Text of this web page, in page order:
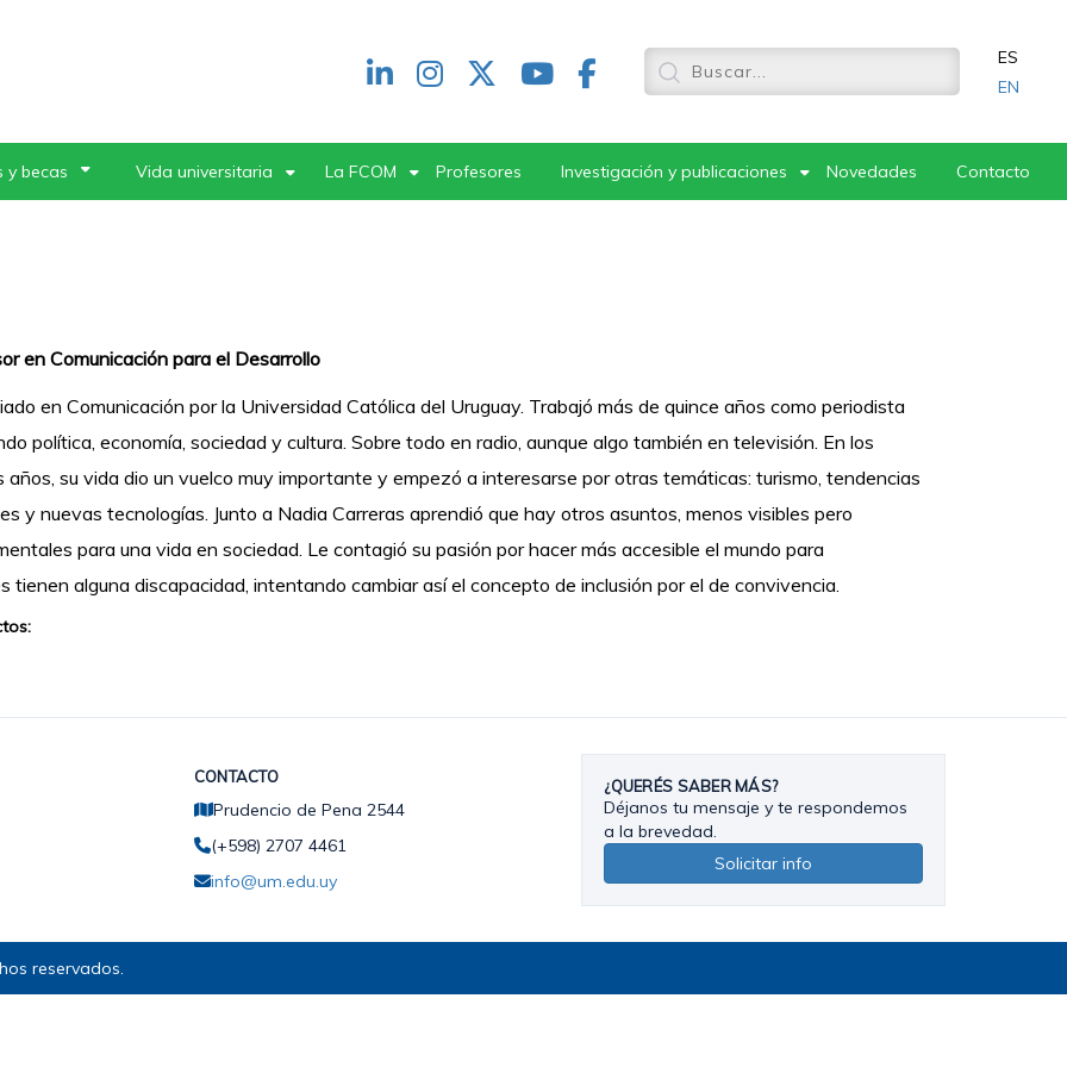
Redes
header
ES
EN
y becas Vida universitaria La FCOM Profesores Investigación y publicaciones Novedades Contacto
en Comunicación para el Desarrollo
en Comunicación por la Universidad Católica del Uruguay. Trabajó más de quince años como periodista
política, economía, sociedad y cultura. Sobre todo en radio, aunque algo también en televisión. En los
años, su vida dio un vuelco muy importante y empezó a interesarse por otras temáticas: turismo, tendencias
y nuevas tecnologías. Junto a Nadia Carreras aprendió que hay otros asuntos, menos visibles pero
para una vida en sociedad. Le contagió su pasión por hacer más accesible el mundo para
tienen alguna discapacidad, intentando cambiar así el concepto de inclusión por el de convivencia.
CONTACTO
Prudencio de Pena 2544
(+598) 2707 4461
info@um.edu.uy
¿QUERÉS SABER MÁS?
Déjanos tu mensaje y te respondemos
a la brevedad.
Solicitar info
reservados.